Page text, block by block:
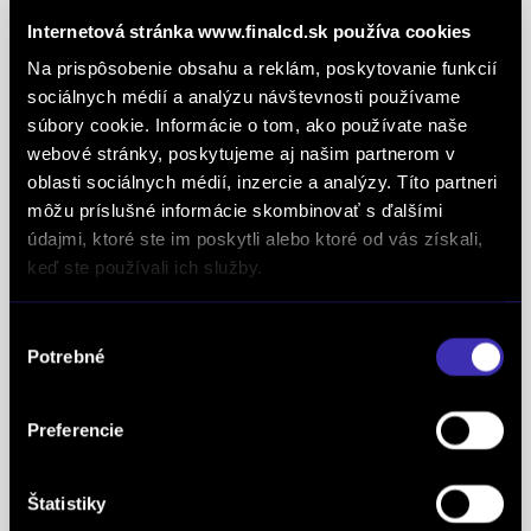
Internetová stránka www.finalcd.sk používa cookies
Na prispôsobenie obsahu a reklám, poskytovanie funkcií
sociálnych médií a analýzu návštevnosti používame
súbory cookie. Informácie o tom, ako používate naše
webové stránky, poskytujeme aj našim partnerom v
oblasti sociálnych médií, inzercie a analýzy. Títo partneri
môžu príslušné informácie skombinovať s ďalšími
údajmi, ktoré ste im poskytli alebo ktoré od vás získali,
keď ste používali ich služby.
súhlasu
Potrebné
Preferencie
Štatistiky
medzinárodne uznávanou známkou obchodnej
kvality a vyhodnocuje sa na základe rovnakej
analytickej metodiky pre všetky európske trhy.
Spoločnosť FINAL-CD získala aj prestížny titul
Superbrands, už tretí rok po sebe. Medzi
Superbrands spoločnosti sme sa zaradili v rokoch
2021, 2022 a aj 2023. Je najuznávanejšou
globálnou autoritou v oblasti hodnotenia a
oceňovania obchodných značiek a znakom
pozície značky na lokálnom trhu. Na základe
najlepšie z najlepších značiek v takmer 90
krajinách na piatich kontinentoch FINAL-CD ako
v celej
Európe získal už 5x prestížne ocenenie Peugeot